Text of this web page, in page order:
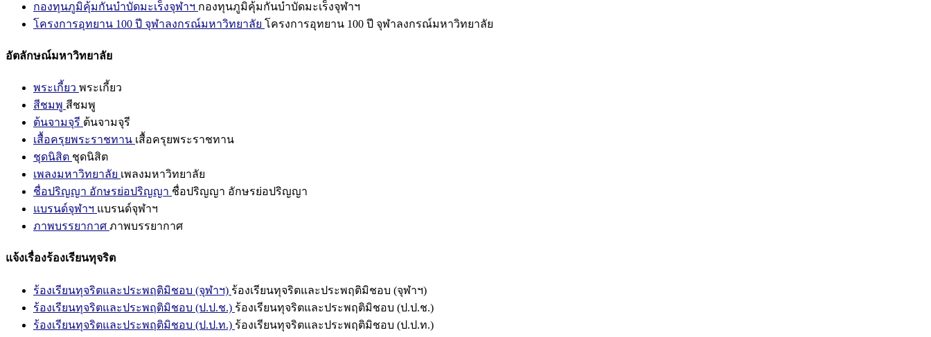
กองทุนภูมิคุ้มกันบำบัดมะเร็งจุฬาฯ กองทุนภูมิคุ้มกันบำบัดมะเร็งจุฬาฯ
โครงการอุทยาน 100 ปี จุฬาลงกรณ์มหาวิทยาลัย โครงการอุทยาน 100 ปี จุฬาลงกรณ์มหาวิทยาลัย
อัตลักษณ์มหาวิทยาลัย
พระเกี้ยว พระเกี้ยว
สีชมพู สีชมพู
ต้นจามจุรี ต้นจามจุรี
เสื้อครุยพระราชทาน เสื้อครุยพระราชทาน
ชุดนิสิต ชุดนิสิต
เพลงมหาวิทยาลัย เพลงมหาวิทยาลัย
ชื่อปริญญา อักษรย่อปริญญา ชื่อปริญญา อักษรย่อปริญญา
แบรนด์จุฬาฯ แบรนด์จุฬาฯ
ภาพบรรยากาศ ภาพบรรยากาศ
แจ้งเรื่องร้องเรียนทุจริต
ร้องเรียนทุจริตและประพฤติมิชอบ (จุฬาฯ) ร้องเรียนทุจริตและประพฤติมิชอบ (จุฬาฯ)
ร้องเรียนทุจริตและประพฤติมิชอบ (ป.ป.ช.) ร้องเรียนทุจริตและประพฤติมิชอบ (ป.ป.ช.)
ร้องเรียนทุจริตและประพฤติมิชอบ (ป.ป.ท.) ร้องเรียนทุจริตและประพฤติมิชอบ (ป.ป.ท.)